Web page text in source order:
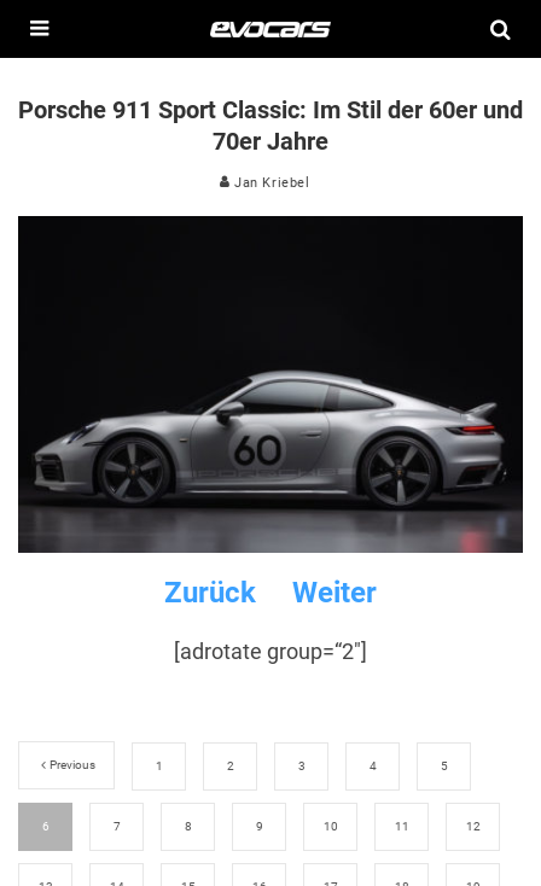
Porsche 911 Sport Classic: Im Stil der 60er und
70er Jahre
Jan Kriebel
Zurück Weiter
[adrotate group=“2″]
Previous 1 2 3 4 5
6 7 8 9 10 11 12